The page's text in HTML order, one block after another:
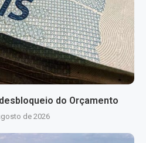
do Orçamento
de 2026